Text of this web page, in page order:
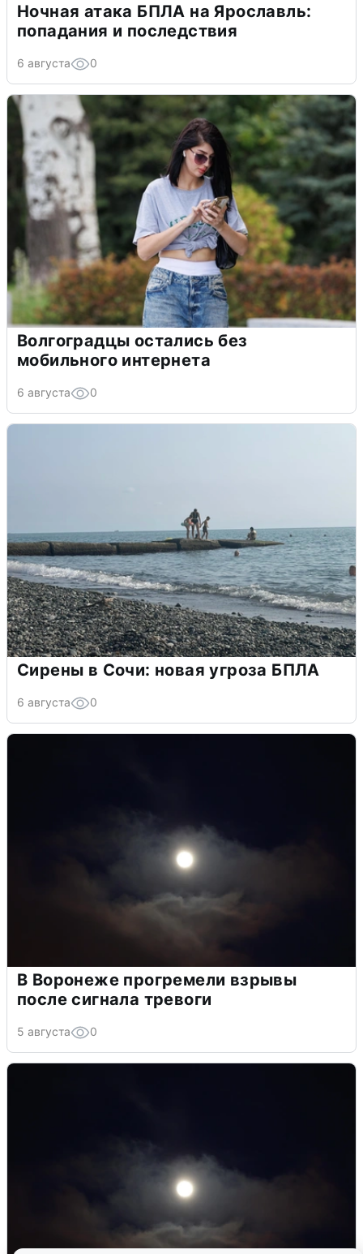
Ночная атака БПЛА на Ярославль:
попадания и последствия
6 августа 0
Волгоградцы остались без
мобильного интернета
6 августа 0
Сирены в Сочи: новая угроза БПЛА
6 августа 0
В Воронеже прогремели взрывы
после сигнала тревоги
5 августа 0